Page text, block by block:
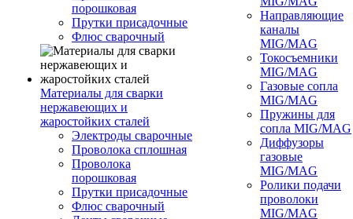
порошковая
Прутки присадочные
Флюс сварочный
Материалы для сварки
нержавеющих и
жаростойких сталей
Электроды сварочные
Проволока сплошная
Проволока
порошковая
Прутки присадочные
Флюс сварочный
Направляющие
каналы
MIG/MAG
Токосъемники
MIG/MAG
Газовые сопла
MIG/MAG
Пружины для
сопла MIG/MAG
Диффузоры
газовые
MIG/MAG
Ролики подачи
проволоки
MIG/MAG